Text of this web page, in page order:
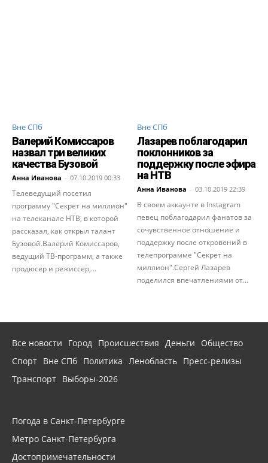
Вне СПб
Валерий Комиссаров
назвал три великих
качества Бузовой
Анна Иванова - 07.10.2019 00:33
Телеведущий посетил
программу "Секрет на миллион"
на телеканале НТВ, в которой
рассказал, как открыл талант
Бузовой.Валерий Комиссаров,
ведущий ТВ-программ, а также
продюсер и режиссер,...
Вне СПб
Лазарев поблагодарил
поклонников за
поддержку после эфира
на НТВ
Анна Иванова - 03.10.2019 22:39
В своем аккаунте в Instagram
певец поблагодарил фанатов за
сочувственное отношение и
поддержку после откровений в
телепрограмме "Секрет на
миллион".Сергей Лазарев
поделился впечатлениями от...
Все новости Город Происшествия Деньги
Общество
Спорт Вне СПб Политика Ленобласть Пресс-релизы
Транспорт Выборы-2026
Погода в Санкт-Петербурге
Метро Санкт-Петербурга
Достопримечательности